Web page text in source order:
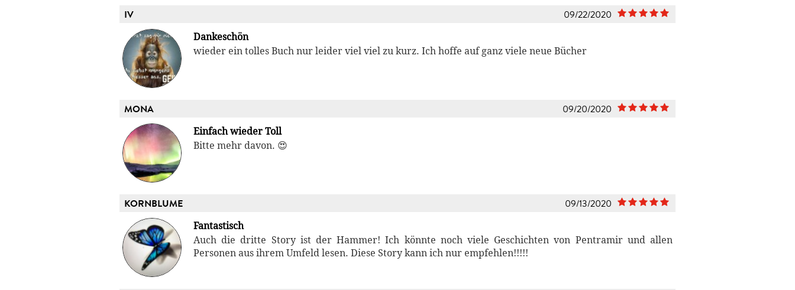
IV 09/22/2020
Dankeschön
wieder ein tolles Buch nur leider viel viel zu kurz. Ich hoffe auf ganz viele neue Bücher
MONA 09/20/2020
Einfach wieder Toll
Bitte mehr davon. 😍
KORNBLUME 09/13/2020
Fantastisch
Auch die dritte Story ist der Hammer! Ich könnte noch viele Geschichten von Pentramir und allen
Personen aus ihrem Umfeld lesen. Diese Story kann ich nur empfehlen!!!!!